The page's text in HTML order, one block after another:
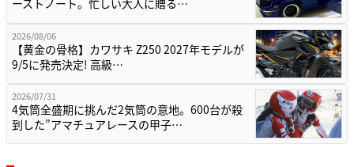
ーストノート。忙しい大人に贈る…
2026/08/06
【黄金の骨格】カワサキ Z250 2027年モデルが
9/5に発売決定! 高級…
2026/07/31
4気筒全盛期に挑んだ2気筒の意地。600台が殺
到した”アマチュアレースの甲子…